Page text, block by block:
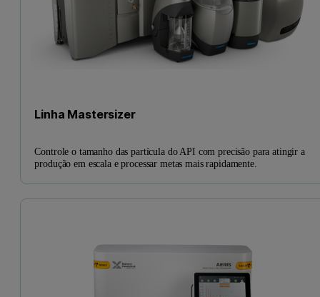
Linha Mastersizer
Controle o tamanho das partícula do API com precisão para atingir a
produção em escala e processar metas mais rapidamente.